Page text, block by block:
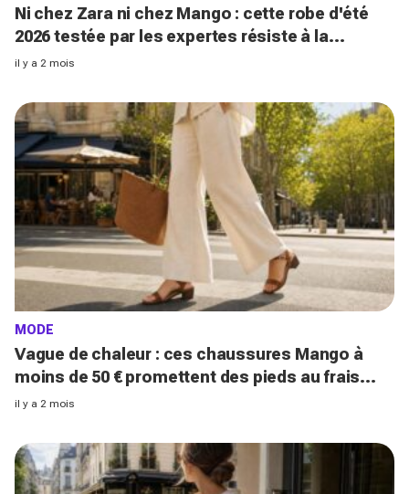
Ni chez Zara ni chez Mango : cette robe d'été
2026 testée par les expertes résiste à la
canicule (et remplace enfin votre jean)
il y a 2 mois
MODE
Vague de chaleur : ces chaussures Mango à
moins de 50 € promettent des pieds au frais
grâce à ce détail que vous sous-estimez
il y a 2 mois